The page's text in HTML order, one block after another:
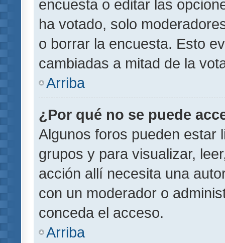
encuesta o editar las
ha votado, solo
o borrar la encuesta. Esto
cambiadas a mitad de la
Arriba
¿Por qué no se puede
Algunos foros pueden estar
grupos y para visualizar,
acción allí necesita una
con un moderador o
conceda el acceso.
Arriba